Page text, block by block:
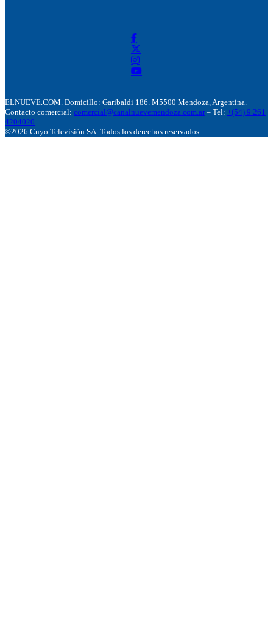
ELNUEVE.COM. Domicillo: Garibaldi 186. M5500 Mendoza, Argentina.
Contacto comercial: comercial@canalnuevemendoza.com.ar – Tel: +(54) 9 261
4204020
©2026 Cuyo Televisión SA. Todos los derechos reservados